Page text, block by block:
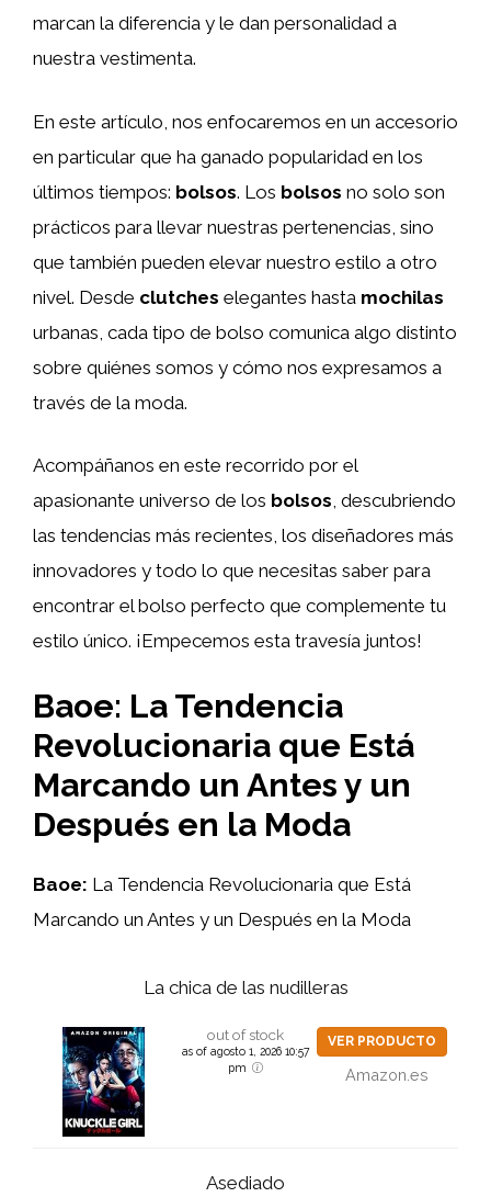
marcan la diferencia y le dan personalidad a
nuestra vestimenta.
En este artículo, nos enfocaremos en un accesorio
en particular que ha ganado popularidad en los
últimos tiempos: bolsos. Los bolsos no solo son
prácticos para llevar nuestras pertenencias, sino
que también pueden elevar nuestro estilo a otro
nivel. Desde clutches elegantes hasta mochilas
urbanas, cada tipo de bolso comunica algo distinto
sobre quiénes somos y cómo nos expresamos a
través de la moda.
Acompáñanos en este recorrido por el
apasionante universo de los bolsos, descubriendo
las tendencias más recientes, los diseñadores más
innovadores y todo lo que necesitas saber para
encontrar el bolso perfecto que complemente tu
estilo único. ¡Empecemos esta travesía juntos!
Baoe: La Tendencia
Revolucionaria que Está
Marcando un Antes y un
Después en la Moda
Baoe: La Tendencia Revolucionaria que Está
Marcando un Antes y un Después en la Moda
La chica de las nudilleras
out of stock
as of agosto 1, 2026 10:57
pm
VER PRODUCTO
Amazon.es
Asediado